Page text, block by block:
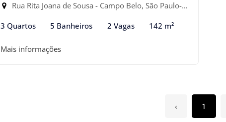
Rua Rita Joana de Sousa - Campo Belo, São Paulo-SP
3 Quartos 5 Banheiros 2 Vagas 142 m²
Mais informações
‹ 1